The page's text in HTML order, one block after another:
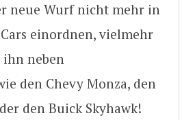
neue Wurf nicht mehr in
einordnen, vielmehr
ihn neben
den Chevy Monza, den
den Buick Skyhawk!